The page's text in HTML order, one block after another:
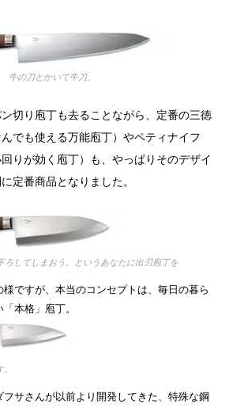
牛の刀とかいて牛刀。
切り庖丁も去ることながら、定番の三徳
でも使える万能庖丁）やペティナイフ
回りが効く庖丁）も、やっぱりそのデザイ
定番商品となりました。
ろしてしまおう。というあなたに出刃庖丁を
ですが、本当のコンセプトは、毎日の暮ら
本格」庖丁。
サさんが以前より開発してきた、特殊な鋼